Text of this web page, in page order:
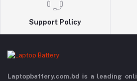
Support Policy
Laptopbattery.com.bd is a leading